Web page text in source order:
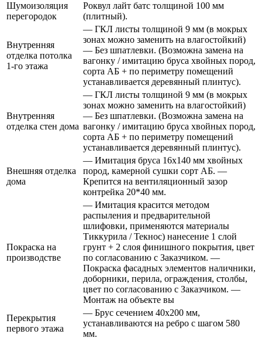
Шумоизоляция
перегородок
Роквул лайт батс толщиной 100 мм
(плитный).
Внутренняя
отделка потолка
1-го этажа
— ГКЛ листы толщиной 9 мм (в мокрых
зонах можно заменить на влагостойкий)
— Без шпатлевки. (Возможна замена на
вагонку / имитацию бруса хвойных пород,
сорта АБ + по периметру помещений
устанавливается деревянный плинтус).
Внутренняя
отделка стен дома
— ГКЛ листы толщиной 9 мм (в мокрых
зонах можно заменить на влагостойкий)
— Без шпатлевки. (Возможна замена на
вагонку / имитацию бруса хвойных пород,
сорта АБ + по периметру помещений
устанавливается деревянный плинтус).
Внешняя отделка
дома
— Имитация бруса 16х140 мм хвойных
пород, камерной сушки сорт АБ. —
Крепится на вентиляционный зазор
контрейка 20*40 мм.
Покраска на
производстве
— Имитация красится методом
распыления и предварительной
шлифовки, применяются материалы
Тиккурила / Текнос) нанесение 1 слой
грунт + 2 слоя финишного покрытия, цвет
по согласованию с Заказчиком. —
Покраска фасадных элементов наличники,
доборники, перила, ограждения, столбы,
цвет по согласованию с Заказчиком. —
Монтаж на объекте вы
Перекрытия
первого этажа
— Брус сечением 40х200 мм,
устанавливаются на ребро с шагом 580
мм.